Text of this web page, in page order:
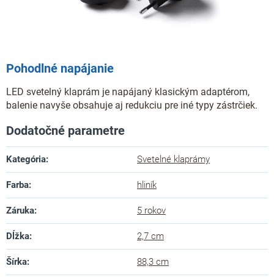
Pohodlné napájanie
LED svetelný klaprám je napájaný klasickým adaptérom,
balenie navyše obsahuje aj redukciu pre iné typy zástrčiek.
Dodatočné parametre
Kategória: Svetelné klaprámy
Farba: hliník
Záruka: 5 rokov
Dĺžka: 2,7 cm
Šírka: 88,3 cm